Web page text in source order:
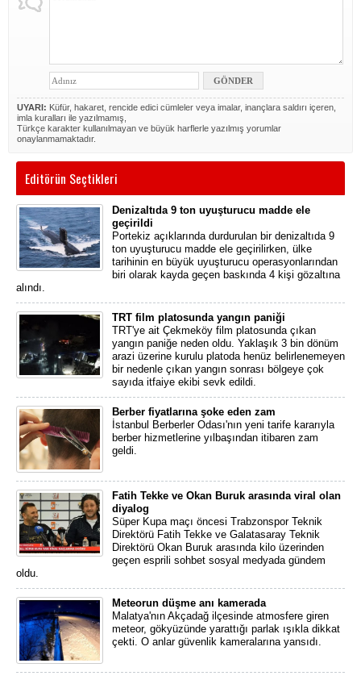
UYARI: Küfür, hakaret, rencide edici cümleler veya imalar, inançlara saldırı içeren,
imla kuralları ile yazılmamış,
Türkçe karakter kullanılmayan ve büyük harflerle yazılmış yorumlar
onaylanmamaktadır.
Editörün Seçtikleri
Denizaltıda 9 ton uyuşturucu madde ele
geçirildi
Portekiz açıklarında durdurulan bir denizaltıda 9
ton uyuşturucu madde ele geçirilirken, ülke
tarihinin en büyük uyuşturucu operasyonlarından
biri olarak kayda geçen baskında 4 kişi gözaltına
alındı.
TRT film platosunda yangın paniği
TRT'ye ait Çekmeköy film platosunda çıkan
yangın paniğe neden oldu. Yaklaşık 3 bin dönüm
arazi üzerine kurulu platoda henüz belirlenemeyen
bir nedenle çıkan yangın sonrası bölgeye çok
sayıda itfaiye ekibi sevk edildi.
Berber fiyatlarına şoke eden zam
İstanbul Berberler Odası'nın yeni tarife kararıyla
berber hizmetlerine yılbaşından itibaren zam
geldi.
Fatih Tekke ve Okan Buruk arasında viral olan
diyalog
Süper Kupa maçı öncesi Trabzonspor Teknik
Direktörü Fatih Tekke ve Galatasaray Teknik
Direktörü Okan Buruk arasında kilo üzerinden
geçen esprili sohbet sosyal medyada gündem
oldu.
Meteorun düşme anı kamerada
Malatya'nın Akçadağ ilçesinde atmosfere giren
meteor, gökyüzünde yarattığı parlak ışıkla dikkat
çekti. O anlar güvenlik kameralarına yansıdı.